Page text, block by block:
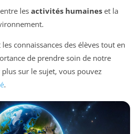
les activités humaineset la
connaissances des élèves tout en
de prendre soin de notre
sur le sujet, vous pouvez
.